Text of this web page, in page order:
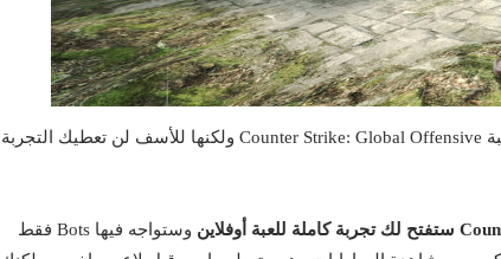
شركة Valve أعلنت رسمياً عن نسخة مجانية من لعبة Counter Strike: Global Offensive ولكنها للأسف لن تعطيك التجربة
وستواجه فيها Bots فقط